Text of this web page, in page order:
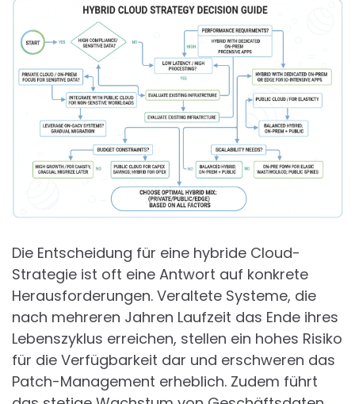
Die Entscheidung für eine hybride Cloud-
Strategie ist oft eine Antwort auf konkrete
Herausforderungen. Veraltete Systeme, die
nach mehreren Jahren Laufzeit das Ende ihres
Lebenszyklus erreichen, stellen ein hohes Risiko
für die Verfügbarkeit dar und erschweren das
Patch-Management erheblich. Zudem führt